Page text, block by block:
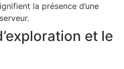
la présence d’une
et le